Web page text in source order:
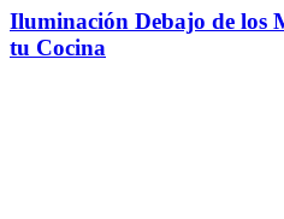
Iluminación Debajo de los
tu Cocina